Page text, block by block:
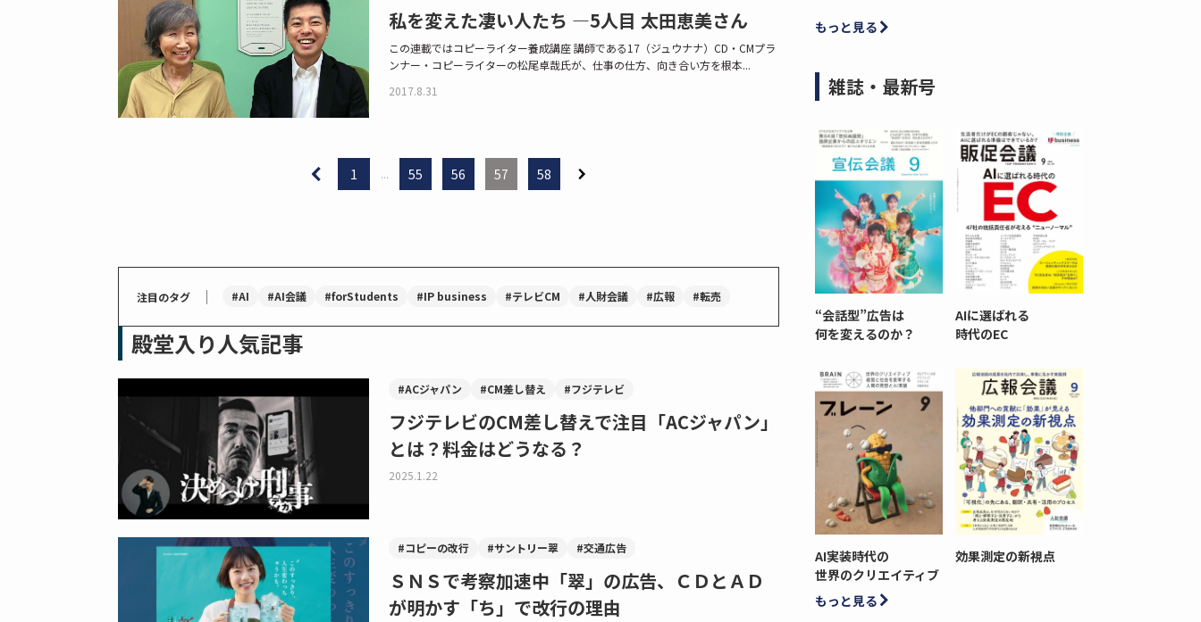
私を変えた凄い人たち —5人目 太田恵美さん
この連載ではコピーライター養成講座 講師である17（ジュウナナ）CD・CMプラ
ンナー・コピーライターの松尾卓哉氏が、仕事の仕方、向き合い方を根本...
2017.8.31
1 ... 55 56 57 58
注目のタグ ｜ #AI #AI会議 #forStudents #IP business #テレビCM #人財会議 #広報 #転売
殿堂入り人気記事
#ACジャパン #CM差し替え #フジテレビ
フジテレビのCM差し替えで注目「ACジャパン」
とは？料金はどうなる？
2025.1.22
#コピーの改行 #サントリー翠 #交通広告
ＳＮＳで考察加速中「翠」の広告、ＣＤとＡＤ
が明かす「ち」で改行の理由
もっと見る
雑誌・最新号
“会話型”広告は
何を変えるのか？
AIに選ばれる
時代のEC
AI実装時代の
世界のクリエイティブ
効果測定の新視点
もっと見る